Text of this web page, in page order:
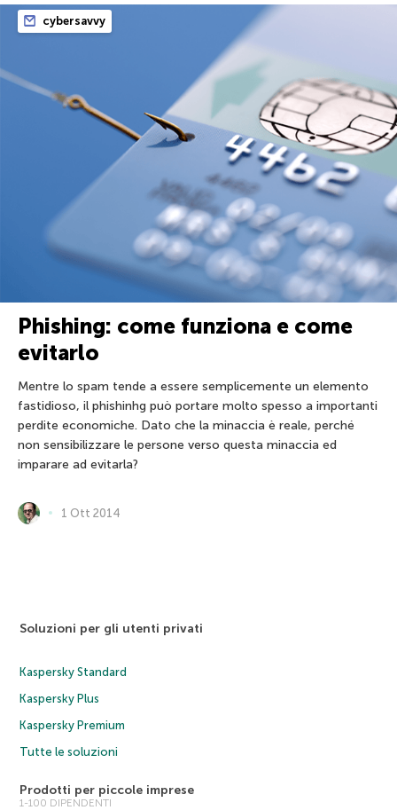
cybersavvy
Phishing: come funziona e come
evitarlo
Mentre lo spam tende a essere semplicemente un elemento
fastidioso, il phishinhg può portare molto spesso a importanti
perdite economiche. Dato che la minaccia è reale, perché
non sensibilizzare le persone verso questa minaccia ed
imparare ad evitarla?
1 Ott 2014
Soluzioni per gli utenti privati
Kaspersky Standard
Kaspersky Plus
Kaspersky Premium
Tutte le soluzioni
Prodotti per piccole imprese
1-100 DIPENDENTI